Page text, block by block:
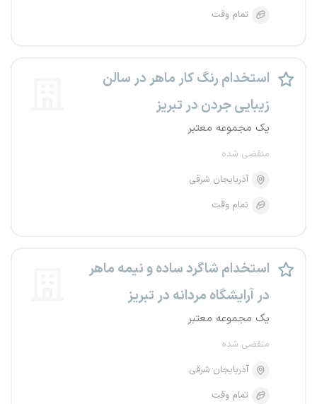
تمام وقت
استخدام رنگ کار ماهر در سالن
زیبایی جردن در تبریز
یک مجموعه معتبر
منقضی شده
آذربایجان شرقی
تمام وقت
استخدام شاگرد ساده و نیمه ماهر
در آرایشگاه مردانه در تبریز
یک مجموعه معتبر
منقضی شده
آذربایجان شرقی
تمام وقت